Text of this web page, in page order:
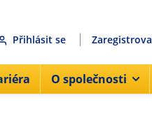
Přihlásit se
O společnosti